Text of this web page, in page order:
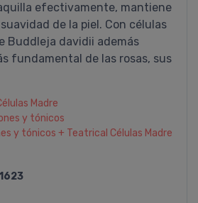
efectivamente, mantiene
de la piel. Con células
Buddleja davidii además
fundamental de las rosas, sus
Madre
y tónicos
y tónicos + Teatrical Células Madre